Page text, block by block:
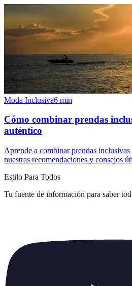
Moda Inclusiva6 min
Cómo combinar prendas
auténtico
Aprende a combinar prendas
nuestras recomendaciones y consejos
Estilo Para Todos
Tu fuente de información para saber